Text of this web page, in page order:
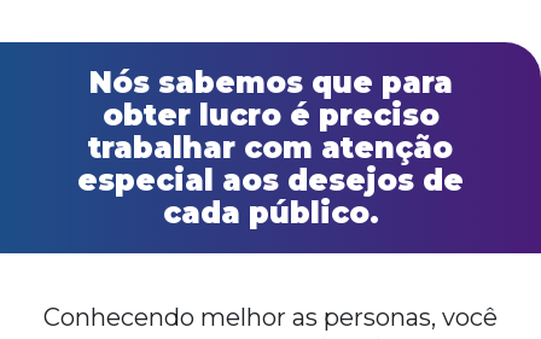
Nós sabemos que para
obter lucro é preciso
trabalhar com atenção
especial aos desejos de
cada público.
Conhecendo melhor as personas, você